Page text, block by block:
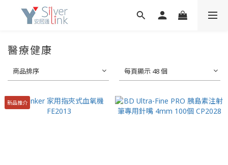
醫療健康
商品排序 每頁顯示 48 個
新品推介